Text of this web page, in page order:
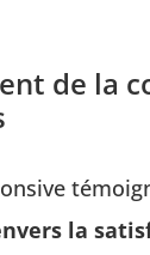
de la
la